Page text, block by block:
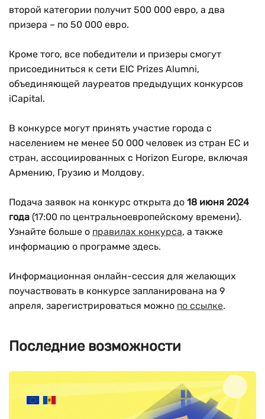
второй категории получит 500 000 евро, а два
призера – по 50 000 евро.
Кроме того, все победители и призеры смогут
присоединиться к сети EIC Prizes Alumni,
объединяющей лауреатов предыдущих конкурсов
iCapital.
В конкурсе могут принять участие города с
населением не менее 50 000 человек из стран ЕС и
стран, ассоциированных с Horizon Europe, включая
Армению, Грузию и Молдову.
Подача заявок на конкурс открыта до 18 июня 2024
года (17:00 по центральноевропейскому времени).
Узнайте больше о правилах конкурса, а также
информацию о программе здесь.
Информационная онлайн-сессия для желающих
поучаствовать в конкурсе запланирована на 9
апреля, зарегистрироваться можно по ссылке.
Последние возможности